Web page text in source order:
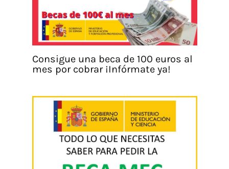
Consigue una beca de 100 euros al
mes por cobrar ¡Infórmate ya!